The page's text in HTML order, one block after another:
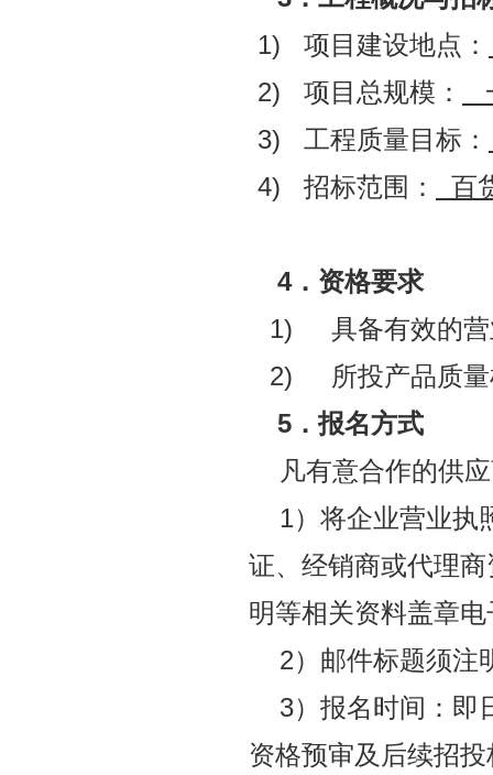
1) 项目建设地点：
2) 项目总规模：
3) 工程质量目标：
4) 招标范围：
百
4．资格要求
1) 具备有效的营
2) 所投产品质量
5 ．报名方式
凡有意合作的供
1）将企业营业执
证、经销商或代理
明等相关资料盖章
2）邮件标题须注
3）报名时间：即
资格预审及后续招